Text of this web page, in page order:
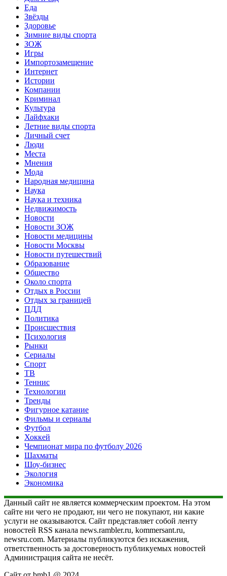
Еда
Звёзды
Здоровье
Зимние виды спорта
ЗОЖ
Игры
Импортозамещение
Интернет
Истории
Компании
Криминал
Культура
Лайфхаки
Летние виды спорта
Личный счет
Люди
Места
Мнения
Мода
Народная медицина
Наука
Наука и техника
Недвижимость
Новости
Новости ЗОЖ
Новости медицины
Новости Москвы
Новости путешествий
Образование
Общество
Около спорта
Отдых в России
Отдых за границей
ПДД
Политика
Происшествия
Психология
Рынки
Сериалы
Спорт
ТВ
Теннис
Технологии
Тренды
Фигурное катание
Фильмы и сериалы
Футбол
Хоккей
Чемпионат мира по футболу 2026
Шахматы
Шоу-бизнес
Экология
Экономика
Данный сайт не является коммерческим проектом. На этом
сайте ни чего не продают, ни чего не покупают, ни какие
услуги не оказываются. Сайт представляет собой ленту
новостей RSS канала news.rambler.ru, kommersant.ru,
newsru.com. Материалы публикуются без искажения,
ответственность за достоверность публикуемых новостей
Администрация сайта не несёт.